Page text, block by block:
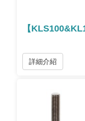
【
詳細介紹